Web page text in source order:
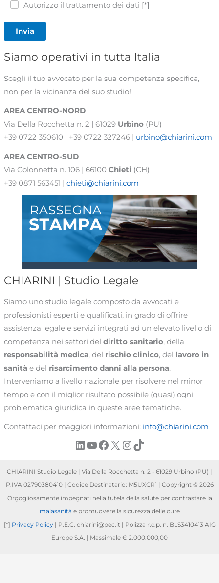
Autorizzo il trattamento dei dati [*]
Invia
Siamo operativi in tutta Italia
Scegli il tuo avvocato per la sua competenza specifica,
non per la vicinanza del suo studio!
AREA CENTRO-NORD
Via Della Rocchetta n. 2 | 61029 Urbino (PU)
+39 0722 350610 | +39 0722 327246 | urbino@chiarini.com
AREA CENTRO-SUD
Via Colonnetta n. 106 | 66100 Chieti (CH)
+39 0871 563451 | chieti@chiarini.com
CHIARINI | Studio Legale
Siamo uno studio legale composto da avvocati e
professionisti esperti e qualificati, in grado di offrire
assistenza legale e servizi integrati ad un elevato livello di
competenza nei settori del diritto sanitario, della
responsabilità medica, del rischio clinico, del lavoro in
sanità e del risarcimento danni alla persona.
Interveniamo a livello nazionale per risolvere nel minor
tempo e con il miglior risultato possibile (quasi) ogni
problematica giuridica in queste aree tematiche.
Contattaci per maggiori informazioni: info@chiarini.com
LinkedIn
YouTube
Facebook
X Instagram
TikTok
CHIARINI Studio Legale | Via Della Rocchetta n. 2 - 61029 Urbino (PU) |
P.IVA 02790380410 | Codice Destinatario: M5UXCR1 | Copyright © 2026
Orgogliosamente impegnati nella tutela della salute per contrastare la
malasanità e promuovere la sicurezza delle cure
[*] Privacy Policy| P.E.C. chiarini@pec.it | Polizza r.c.p. n. BLS3410413 AIG
Europe S.A. | Massimale € 2.000.000,00